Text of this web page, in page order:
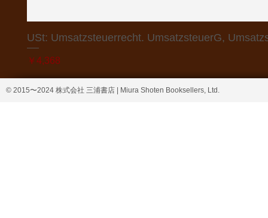
USt: Umsatzsteuerrecht. UmsatzsteuerG,
価格
￥4,368
© 2015〜2024 株式会社 三浦書店 | Miura Shoten Booksellers, Ltd.